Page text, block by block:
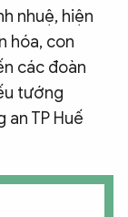
nhuệ, hiện
hóa, con
các đoàn
tướng
an TP Huế